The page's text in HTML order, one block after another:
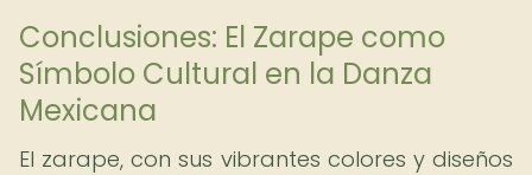
Conclusiones: El Zarape como
Símbolo Cultural en la Danza
Mexicana
El zarape, con sus vibrantes colores y diseños